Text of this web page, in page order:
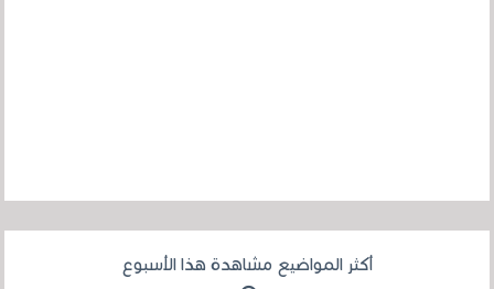
أكثر المواضيع مشاهدة هذا الأسبوع